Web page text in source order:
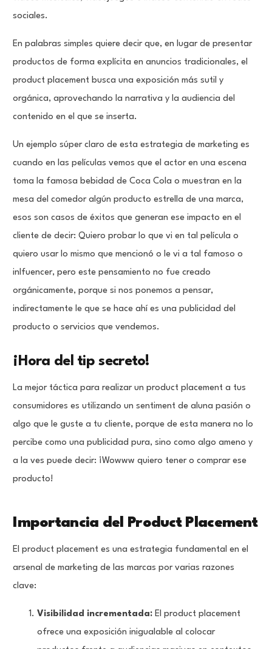
sociales.
En palabras simples quiere decir que, en lugar de presentar
productos de forma explícita en anuncios tradicionales, el
product placement busca una exposición más sutil y
orgánica, aprovechando la narrativa y la audiencia del
contenido en el que se inserta.
Un ejemplo súper claro de esta estrategia de marketing es
cuando en las películas vemos que el actor en una escena
toma la famosa bebidad de Coca Cola o muestran en la
mesa del comedor algún producto estrella de una marca,
esos son casos de éxitos que generan ese impacto en el
cliente de decir: Quiero probar lo que vi en tal película o
quiero usar lo mismo que mencionó o le vi a tal famoso o
inlfuencer, pero este pensamiento no fue creado
orgánicamente, porque si nos ponemos a pensar,
indirectamente le que se hace ahí es una publicidad del
producto o servicios que vendemos.
¡Hora del tip secreto!
La mejor táctica para realizar un product placement a tus
consumidores es utilizando un sentiment de aluna pasión o
algo que le guste a tu cliente, porque de esta manera no lo
percibe como una publicidad pura, sino como algo ameno y
a la ves puede decir: ¡Wowww quiero tener o comprar ese
producto!
Importancia del Product Placement
El product placement es una estrategia fundamental en el
arsenal de marketing de las marcas por varias razones
clave:
Visibilidad incrementada: El product placement
ofrece una exposición inigualable al colocar